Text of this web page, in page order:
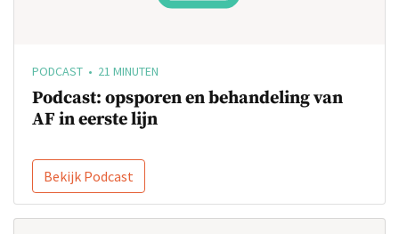
PODCAST • 21 MINUTEN
Podcast: opsporen en behandeling van
AF in eerste lijn
Bekijk Podcast